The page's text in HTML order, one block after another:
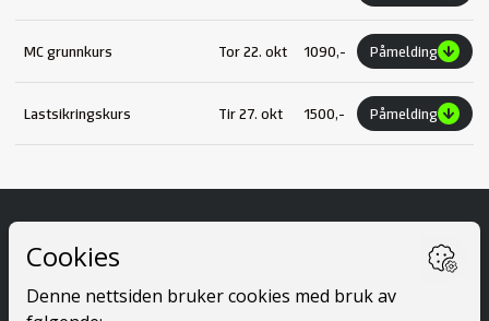
MC grunnkurs Tor 22. okt 1090,- Påmelding
Lastsikringskurs Tir 27. okt 1500,- Påmelding